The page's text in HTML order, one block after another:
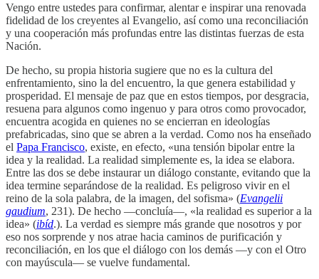
Vengo entre ustedes para confirmar, alentar e inspirar una renovada
fidelidad de los creyentes al Evangelio, así como una reconciliación
y una cooperación más profundas entre las distintas fuerzas de esta
Nación.
De hecho, su propia historia sugiere que no es la cultura del
enfrentamiento, sino la del encuentro, la que genera estabilidad y
prosperidad. El mensaje de paz que en estos tiempos, por desgracia,
resuena para algunos como ingenuo y para otros como provocador,
encuentra acogida en quienes no se encierran en ideologías
prefabricadas, sino que se abren a la verdad. Como nos ha enseñado
el Papa Francisco, existe, en efecto, «una tensión bipolar entre la
idea y la realidad. La realidad simplemente es, la idea se elabora.
Entre las dos se debe instaurar un diálogo constante, evitando que la
idea termine separándose de la realidad. Es peligroso vivir en el
reino de la sola palabra, de la imagen, del sofisma» (Evangelii
gaudium, 231). De hecho —concluía—, «la realidad es superior a la
idea» (ibíd.). La verdad es siempre más grande que nosotros y por
eso nos sorprende y nos atrae hacia caminos de purificación y
reconciliación, en los que el diálogo con los demás —y con el Otro
con mayúscula— se vuelve fundamental.